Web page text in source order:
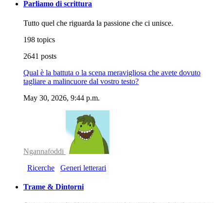
Parliamo di scrittura
Tutto quel che riguarda la passione che ci unisce.
198 topics
2641 posts
Qual è la battuta o la scena meravigliosa che avete dovuto
tagliare a malincuore dal vostro testo?
May 30, 2026, 9:44 p.m.
Ngannafoddi
Ricerche
Generi letterari
Trame & Dintorni